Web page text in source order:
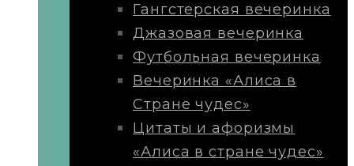
Гангстерская вечеринка
Джазовая вечеринка
Футбольная вечеринка
Вечеринка «Алиса в
Стране чудес»
Цитаты и афоризмы
«Алиса в стране чудес»